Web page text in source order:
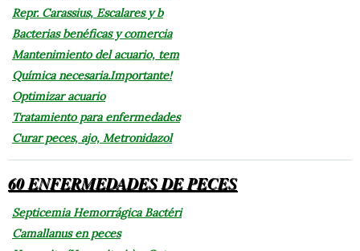
Repr. Carassius, Escalares y b
Bacterias benéficas y comercia
Mantenimiento del acuario, tem
Química necesaria.Importante!
Optimizar acuario
Tratamiento para enfermedades
Curar peces, ajo, Metronidazol
60 ENFERMEDADES DE PECES
Septicemia Hemorrágica Bactéri
Camallanus en peces